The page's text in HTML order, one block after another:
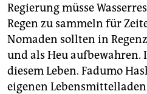
Regierung müsse
Regen zu sammeln für
Nomaden sollten in
und als Heu aufbewahren.
diesem Leben. Fadumo
eigenen